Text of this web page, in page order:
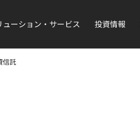
ューション・サービス 投資情報
信託